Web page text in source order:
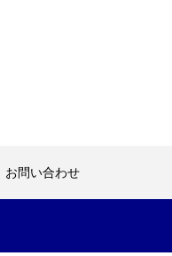
お問い合わせ